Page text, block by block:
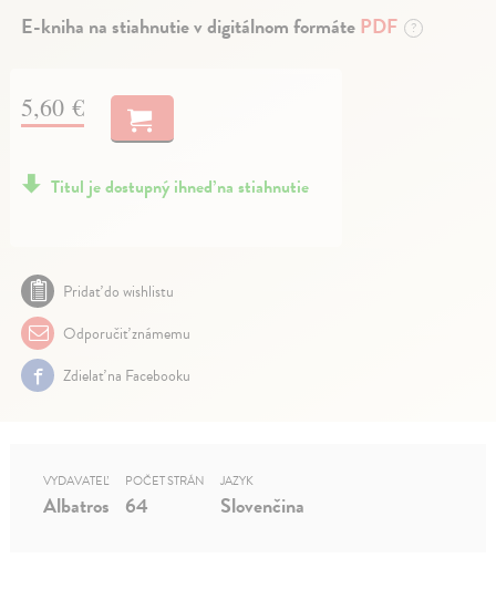
E-kniha na stiahnutie v digitálnom formátePDF ?
5,60 €
Titul je dostupný ihneď na stiahnutie
Pridať do wishlistu
Odporučiť známemu
Zdielať na Facebooku
VYDAVATEĽ
Albatros
POČET STRÁN
64
JAZYK
Slovenčina